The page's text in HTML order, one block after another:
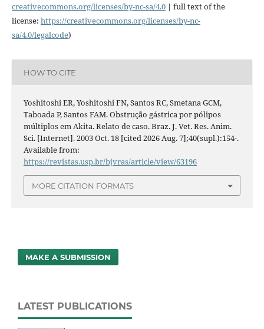
creativecommons.org/licenses/by-nc-sa/4.0| full text of the
license: https://creativecommons.org/licenses/by-nc-
sa/4.0/legalcode)
HOW TO CITE
Yoshitoshi ER, Yoshitoshi FN, Santos RC, Smetana GCM,
Taboada P, Santos FAM. Obstrução gástrica por pólipos
múltiplos em Akita. Relato de caso. Braz. J. Vet. Res. Anim.
Sci. [Internet]. 2003 Oct. 18 [cited 2026 Aug. 7];40(supl.):154-.
Available from:
https://revistas.usp.br/bjvras/article/view/63196
MORE CITATION FORMATS
MAKE A SUBMISSION
LATEST PUBLICATIONS